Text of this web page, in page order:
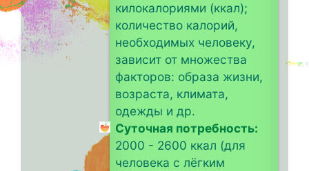
килокалориями (ккал);
количество калорий,
необходимых человеку,
зависит от множества
факторов: образа жизни,
возраста, климата,
одежды и др.
Суточная потребность:
2000 - 2600 ккал (для
человека с лёгким